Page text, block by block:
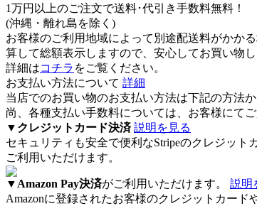
1万円以上のご注文で送料･代引き手数料無料 ！
(沖縄・離れ島を除く)
お客様のご利用地域によって別途配送料がかか
算して総額表示しますので、安心してお買い物し
詳細はコチラ をご覧ください。
お支払い方法について 詳細
当店でのお買い物のお支払い方法は下記の方法
尚、各種支払い手数料については、お客様にて
▼ クレジットカード決済 説明を見る
セキュリティも安全で便利なStripeのクレジット
ご利用いただけます。
▼ Amazon Pay決済がご利用いただけます。 説明
Amazonに登録されたお客様のクレジットカード